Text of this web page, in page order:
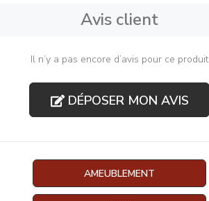
Avis client
Il n’y a pas encore d’avis pour ce produit
DÉPOSER MON AVIS
AMEUBLEMENT